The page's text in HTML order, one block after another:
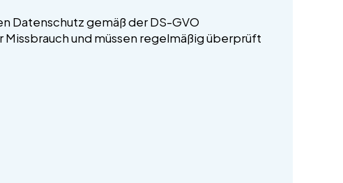
Datenschutz gemäß der DS-GVO
und müssen regelmäßig überprüft